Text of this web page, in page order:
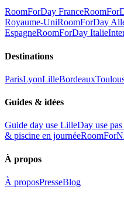
RoomForDay France
Royaume-UniRoomForDay
EspagneRoomForDay Italie
Destinations
ParisLyonLilleBordeaux
Guides & idées
Guide day use LilleDay use
& piscine en journée
À propos
À proposPresseBlog